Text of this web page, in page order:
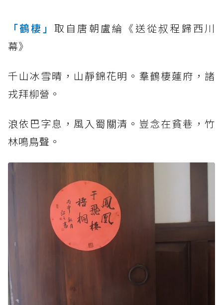
「鶴棲」 取自唐朝盧綸《送從叔程歸西川
幕》
千山冰雪晴，山靜錦花明。羣鶴棲蓮府，諸
戎拜柳營。
浪依巴字息，風入蜀關清。豈念在貧巷，竹
林鳴鳥聲。